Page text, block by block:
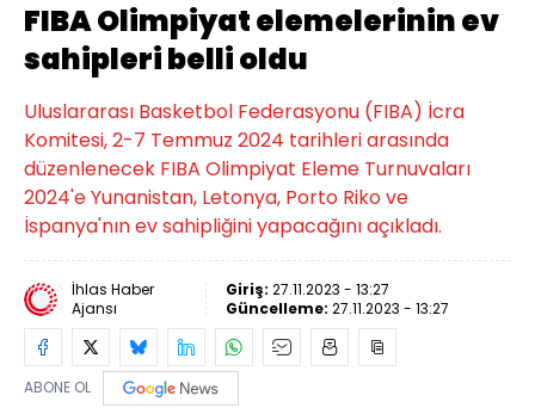
FIBA Olimpiyat elemelerinin ev
sahipleri belli oldu
Uluslararası Basketbol Federasyonu (FIBA) İcra
Komitesi, 2-7 Temmuz 2024 tarihleri arasında
düzenlenecek FIBA Olimpiyat Eleme Turnuvaları
2024'e Yunanistan, Letonya, Porto Riko ve
İspanya'nın ev sahipliğini yapacağını açıkladı.
İhlas Haber
Ajansı
Giriş: 27.11.2023 - 13:27
Güncelleme: 27.11.2023 - 13:27
ABONE OL